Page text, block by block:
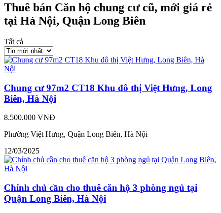
Thuê bán Căn hộ chung cư cũ, mới giá rẻ
tại Hà Nội, Quận Long Biên
Tất cả
Chung cư 97m2 CT18 Khu đô thị Việt Hưng, Long
Biên, Hà Nội
8.500.000 VNĐ
Phường Việt Hưng, Quận Long Biên, Hà Nội
12/03/2025
Chính chủ cần cho thuê căn hộ 3 phòng ngủ tại
Quận Long Biên, Hà Nội